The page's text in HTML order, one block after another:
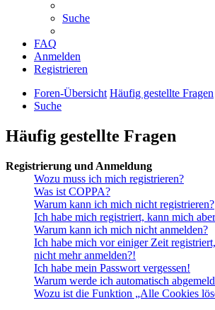
Suche
FAQ
Anmelden
Registrieren
Foren-Übersicht Häufig gestellte Fragen
Suche
Häufig gestellte Fragen
Registrierung und Anmeldung
Wozu muss ich mich registrieren?
Was ist COPPA?
Warum kann ich mich nicht registrieren?
Ich habe mich registriert, kann mich
Warum kann ich mich nicht anmelden?
Ich habe mich vor einiger Zeit
nicht mehr anmelden?!
Ich habe mein Passwort vergessen!
Warum werde ich automatisch
Wozu ist die Funktion „Alle Cookies